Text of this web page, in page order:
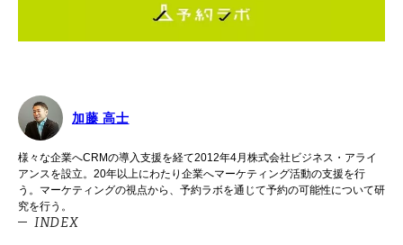
加藤 高士
様々な企業へCRMの導入支援を経て2012年4月株式会社ビジネス・アライ
アンスを設立。20年以上にわたり企業へマーケティング活動の支援を行
う。マーケティングの視点から、予約ラボを通じて予約の可能性について研
究を行う。
INDEX